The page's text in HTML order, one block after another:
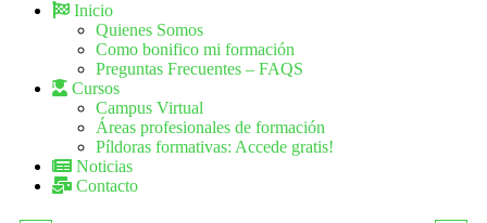
Inicio
Quienes Somos
Como bonifico mi formación
Preguntas Frecuentes – FAQS
Cursos
Campus Virtual
Áreas profesionales de formación
Píldoras formativas: Accede gratis!
Noticias
Contacto